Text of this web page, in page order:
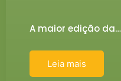
A maior edição da…
Leia mais